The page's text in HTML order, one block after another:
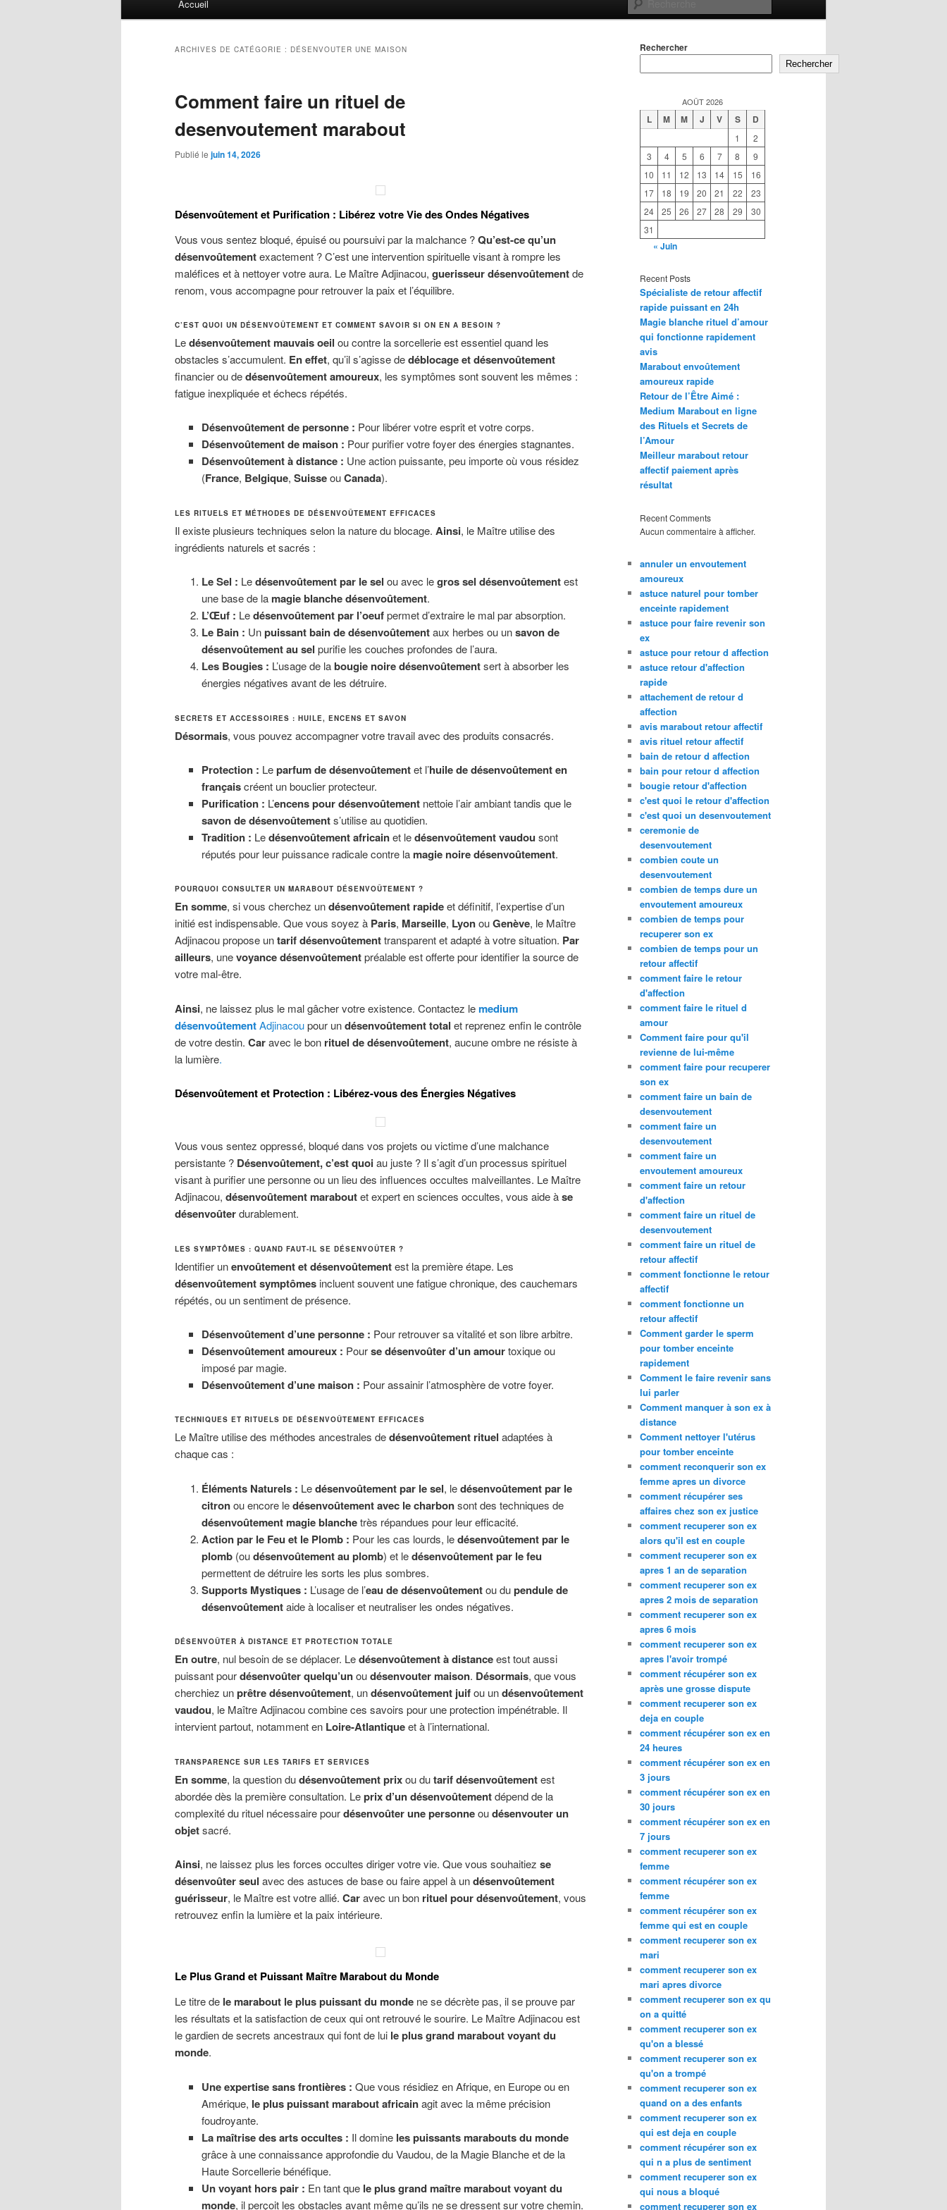
Accueil
ARCHIVES DE CATÉGORIE : DÉSENVOUTER UNE MAISON
Comment faire un rituel de
desenvoutement marabout
Publié le juin 14, 2026
Désenvoûtement et Purification : Libérez votre Vie des Ondes Négatives
Vous vous sentez bloqué, épuisé ou poursuivi par la malchance ?Qu’est-ce qu’un
désenvoûtementexactement ? C’est une intervention spirituelle visant à rompre les
maléfices et à nettoyer votre aura. Le Maître Adjinacou, guerisseur désenvoûtementde
renom, vous accompagne pour retrouver la paix et l’équilibre.
C’EST QUOI UN DÉSENVOÛTEMENT ET COMMENT SAVOIR SI ON EN A BESOIN ?
Ledésenvoûtement mauvais oeil ou contre la sorcellerie est essentiel quand les
obstacles s’accumulent. En effet, qu’il s’agisse dedéblocage et désenvoûtement
financier ou dedésenvoûtement amoureux, les symptômes sont souvent les mêmes :
fatigue inexpliquée et échecs répétés.
Désenvoûtement de personne : Pour libérer votre esprit et votre corps.
Désenvoûtement de maison : Pour purifier votre foyer des énergies stagnantes.
Désenvoûtement à distance : Une action puissante, peu importe où vous résidez
(France, Belgique, SuisseouCanada).
LES RITUELS ET MÉTHODES DE DÉSENVOÛTEMENT EFFICACES
Il existe plusieurs techniques selon la nature du blocage. Ainsi, le Maître utilise des
ingrédients naturels et sacrés :
Le Sel : Ledésenvoûtement par le sel ou avec legros sel désenvoûtementest
une base de la magie blanche désenvoûtement.
L’Œuf : Ledésenvoûtement par l’oeufpermet d’extraire le mal par absorption.
Le Bain : Unpuissant bain de désenvoûtementaux herbes ou unsavon de
désenvoûtement au sel purifie les couches profondes de l’aura.
Les Bougies : L’usage de labougie noire désenvoûtementsert à absorber les
énergies négatives avant de les détruire.
SECRETS ET ACCESSOIRES : HUILE, ENCENS ET SAVON
Désormais, vous pouvez accompagner votre travail avec des produits consacrés.
Protection : Leparfum de désenvoûtementet l’huile de désenvoûtement en
françaiscréent un bouclier protecteur.
Purification : L’encens pour désenvoûtementnettoie l’air ambiant tandis que le
savon de désenvoûtements’utilise au quotidien.
Tradition : Ledésenvoûtement africainet ledésenvoûtement vaudou sont
réputés pour leur puissance radicale contre la magie noire désenvoûtement.
POURQUOI CONSULTER UN MARABOUT DÉSENVOÛTEMENT ?
En somme, si vous cherchez undésenvoûtement rapideet définitif, l’expertise d’un
initié est indispensable. Que vous soyez à Paris, Marseille, LyonouGenève, le Maître
Adjinacou propose untarif désenvoûtementtransparent et adapté à votre situation. Par
ailleurs, unevoyance désenvoûtementpréalable est offerte pour identifier la source de
votre mal-être.
Ainsi, ne laissez plus le mal gâcher votre existence. Contactez lemedium
désenvoûtementAdjinacoupour undésenvoûtement total et reprenez enfin le contrôle
de votre destin. Caravec le bon rituel de désenvoûtement, aucune ombre ne résiste à
la lumière.
Désenvoûtement et Protection : Libérez-vous des Énergies Négatives
Vous vous sentez oppressé, bloqué dans vos projets ou victime d’une malchance
persistante ? Désenvoûtement, c’est quoiau juste ? Il s’agit d’un processus spirituel
visant à purifier une personne ou un lieu des influences occultes malveillantes. Le Maître
Adjinacou, désenvoûtement maraboutet expert en sciences occultes, vous aide àse
désenvoûterdurablement.
LES SYMPTÔMES : QUAND FAUT-IL SE DÉSENVOÛTER ?
Identifier unenvoûtement et désenvoûtementest la première étape. Les
désenvoûtement symptômes incluent souvent une fatigue chronique, des cauchemars
répétés, ou un sentiment de présence.
Désenvoûtement d’une personne : Pour retrouver sa vitalité et son libre arbitre.
Désenvoûtement amoureux : Pourse désenvoûter d’un amourtoxique ou
imposé par magie.
Désenvoûtement d’une maison : Pour assainir l’atmosphère de votre foyer.
TECHNIQUES ET RITUELS DE DÉSENVOÛTEMENT EFFICACES
Le Maître utilise des méthodes ancestrales dedésenvoûtement rituel adaptées à
chaque cas :
Éléments Naturels : Ledésenvoûtement par le sel, ledésenvoûtement par le
citronou encore ledésenvoûtement avec le charbonsont des techniques de
désenvoûtement magie blanchetrès répandues pour leur efficacité.
Action par le Feu et le Plomb : Pour les cas lourds, ledésenvoûtement par le
plomb(oudésenvoûtement au plomb) et ledésenvoûtement par le feu
permettent de détruire les sorts les plus sombres.
Supports Mystiques : L’usage de l’eau de désenvoûtementou dupendule de
désenvoûtementaide à localiser et neutraliser les ondes négatives.
DÉSENVOÛTER À DISTANCE ET PROTECTION TOTALE
En outre, nul besoin de se déplacer. Ledésenvoûtement à distanceest tout aussi
puissant pourdésenvoûter quelqu’unoudésenvouter maison. Désormais, que vous
cherchiez unprêtre désenvoûtement, undésenvoûtement juifou undésenvoûtement
vaudou, le Maître Adjinacou combine ces savoirs pour une protection impénétrable. Il
intervient partout, notamment en Loire-Atlantiqueet à l’international.
TRANSPARENCE SUR LES TARIFS ET SERVICES
En somme, la question dudésenvoûtement prixou dutarif désenvoûtementest
abordée dès la première consultation. Leprix d’un désenvoûtementdépend de la
complexité du rituel nécessaire pourdésenvoûter une personneoudésenvouter un
objetsacré.
Ainsi, ne laissez plus les forces occultes diriger votre vie. Que vous souhaitiez se
désenvoûter seul avec des astuces de base ou faire appel à undésenvoûtement
guérisseur, le Maître est votre allié. Caravec un bon rituel pour désenvoûtement, vous
retrouvez enfin la lumière et la paix intérieure.
Le Plus Grand et Puissant Maître Marabout du Monde
Le titre de le marabout le plus puissant du monde ne se décrète pas, il se prouve par
les résultats et la satisfaction de ceux qui ont retrouvé le sourire. Le Maître Adjinacou est
le gardien de secrets ancestraux qui font de lui le plus grand marabout voyant du
monde.
Une expertise sans frontières : Que vous résidiez en Afrique, en Europe ou en
Amérique, le plus puissant marabout africainagit avec la même précision
foudroyante.
La maîtrise des arts occultes : Il domine les puissants marabouts du monde
grâce à une connaissance approfondie du Vaudou, de la Magie Blanche et de la
Haute Sorcellerie bénéfique.
Un voyant hors pair : En tant que le plus grand maître marabout voyant du
monde, il perçoit les obstacles avant même qu’ils ne se dressent sur votre chemin.
Rechercher
Rechercher
AOÛT 2026
L M M J V S D
1
2
3
4 5 6 7 8
9
10
11 12 13 14 15
16
17
18 19 20 21 22
23
24
25 26 27 28 29
30
31
« Juin
Recent Posts
Spécialiste de retour affectif
rapide puissant en 24h
Magie blanche rituel d’amour
qui fonctionne rapidement
avis
Marabout envoûtement
amoureux rapide
Retour de l’Être Aimé :
Medium Marabout en ligne
des Rituels et Secrets de
l’Amour
Meilleur marabout retour
affectif paiement après
résultat
Recent Comments
Aucun commentaire à afficher.
annuler un envoutement
amoureux
astuce naturel pour tomber
enceinte rapidement
astuce pour faire revenir son
ex
astuce pour retour d affection
astuce retour d'affection
rapide
attachement de retour d
affection
avis marabout retour affectif
avis rituel retour affectif
bain de retour d affection
bain pour retour d affection
bougie retour d'affection
c'est quoi le retour d'affection
c'est quoi un desenvoutement
ceremonie de
desenvoutement
combien coute un
desenvoutement
combien de temps dure un
envoutement amoureux
combien de temps pour
recuperer son ex
combien de temps pour un
retour affectif
comment faire le retour
d'affection
comment faire le rituel d
amour
Comment faire pour qu'il
revienne de lui-même
comment faire pour recuperer
son ex
comment faire un bain de
desenvoutement
comment faire un
desenvoutement
comment faire un
envoutement amoureux
comment faire un retour
d'affection
comment faire un rituel de
desenvoutement
comment faire un rituel de
retour affectif
comment fonctionne le retour
affectif
comment fonctionne un
retour affectif
Comment garder le sperm
pour tomber enceinte
rapidement
Comment le faire revenir sans
lui parler
Comment manquer à son ex à
distance
Comment nettoyer l'utérus
pour tomber enceinte
comment reconquerir son ex
femme apres un divorce
comment récupérer ses
affaires chez son ex justice
comment recuperer son ex
alors qu'il est en couple
comment recuperer son ex
apres 1 an de separation
comment recuperer son ex
apres 2 mois de separation
comment recuperer son ex
apres 6 mois
comment recuperer son ex
apres l'avoir trompé
comment récupérer son ex
après une grosse dispute
comment recuperer son ex
deja en couple
comment récupérer son ex en
24 heures
comment récupérer son ex en
3 jours
comment récupérer son ex en
30 jours
comment récupérer son ex en
7 jours
comment recuperer son ex
femme
comment récupérer son ex
femme
comment récupérer son ex
femme qui est en couple
comment recuperer son ex
mari
comment recuperer son ex
mari apres divorce
comment recuperer son ex qu
on a quitté
comment recuperer son ex
qu'on a blessé
comment recuperer son ex
qu'on a trompé
comment recuperer son ex
quand on a des enfants
comment recuperer son ex
qui est deja en couple
comment récupérer son ex
qui n a plus de sentiment
comment recuperer son ex
qui nous a bloqué
comment recuperer son ex